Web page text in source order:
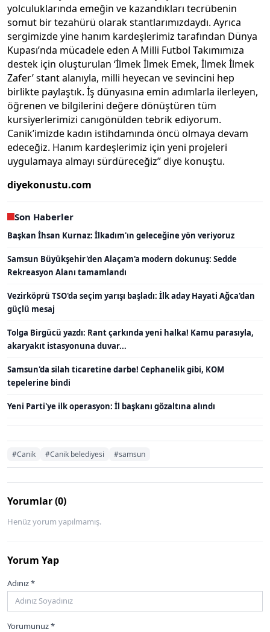
yolculuklarında emeğin ve kazandıkları tecrübenin
somut bir tezahürü olarak stantlarımızdaydı. Ayrıca
sergimizde yine hanım kardeşlerimiz tarafından Dünya
Kupası’nda mücadele eden A Milli Futbol Takımımıza
destek için oluşturulan ‘İlmek İlmek Emek, İlmek İlmek
Zafer’ stant alanıyla, milli heyecan ve sevincini hep
birlikte paylaştık. İş dünyasına emin adımlarla ilerleyen,
öğrenen ve bilgilerini değere dönüştüren tüm
kursiyerlerimizi canıgönülden tebrik ediyorum.
Canik’imizde kadın istihdamında öncü olmaya devam
edeceğiz. Hanım kardeşlerimiz için yeni projeleri
uygulamaya almayı sürdüreceğiz” diye konuştu.
diyekonustu.com
Son Haberler
Başkan İhsan Kurnaz: İlkadım'ın geleceğine yön veriyoruz
Samsun Büyükşehir'den Alaçam'a modern dokunuş: Sedde
Rekreasyon Alanı tamamlandı
Vezirköprü TSO'da seçim yarışı başladı: İlk aday Hayati Ağca'dan
güçlü mesaj
Tolga Birgücü yazdı: Rant çarkında yeni halka! Kamu parasıyla,
akaryakıt istasyonuna duvar...
Samsun'da silah ticaretine darbe! Cephanelik gibi, KOM
tepelerine bindi
Yeni Parti'ye ilk operasyon: İl başkanı gözaltına alındı
#Canik #Canik belediyesi #samsun
Yorumlar (0)
Henüz yorum yapılmamış.
Yorum Yap
Adınız *
Yorumunuz *